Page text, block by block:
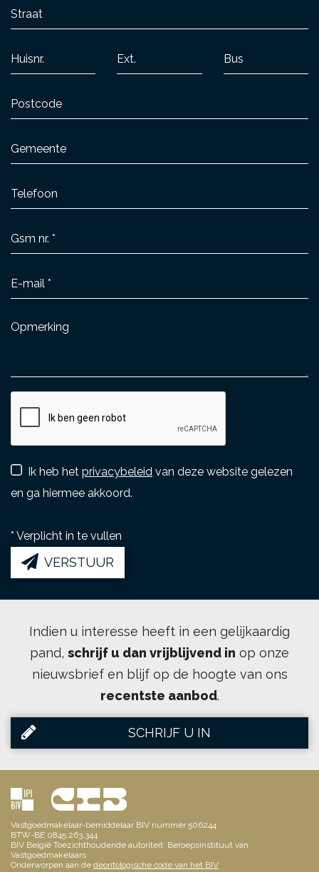
Ik heb het privacybeleid van deze website gelezen
en ga hiermee akkoord.
* Verplicht in te vullen
VERSTUUR
Indien u interesse heeft in een gelijkaardig
pand, schrijf u dan vrijblijvend in op onze
nieuwsbrief en blijf op de hoogte van ons
recentste aanbod.
SCHRIJF U IN
Vastgoedmakelaar-bemiddelaar BIV nummer 506244
BTW-BE 0845.263.344
BIV België Toezichthoudende autoriteit: Beroepsinstituut van
Vastgoedmakelaars
Onderworpen aan de deontologische code van het BIV